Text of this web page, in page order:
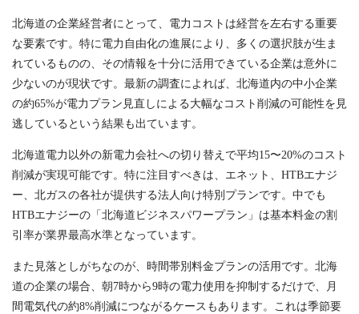
北海道の企業経営者にとって、電力コストは経営を左右する重要
な要素です。特に電力自由化の進展により、多くの選択肢が生ま
れているものの、その情報を十分に活用できている企業は意外に
少ないのが現状です。最新の調査によれば、北海道内の中小企業
の約65%が電力プラン見直しによる大幅なコスト削減の可能性を見
逃しているという結果も出ています。
北海道電力以外の新電力会社への切り替えで平均15〜20%のコスト
削減が実現可能です。特に注目すべきは、エネット、HTBエナジ
ー、北ガスの各社が提供する法人向け特別プランです。中でも
HTBエナジーの「北海道ビジネスパワープラン」は基本料金の割
引率が業界最高水準となっています。
また見落としがちなのが、時間帯別料金プランの活用です。北海
道の企業の場合、朝7時から9時の電力使用を抑制するだけで、月
間電気代の約8%削減につながるケースもあります。これは季節要